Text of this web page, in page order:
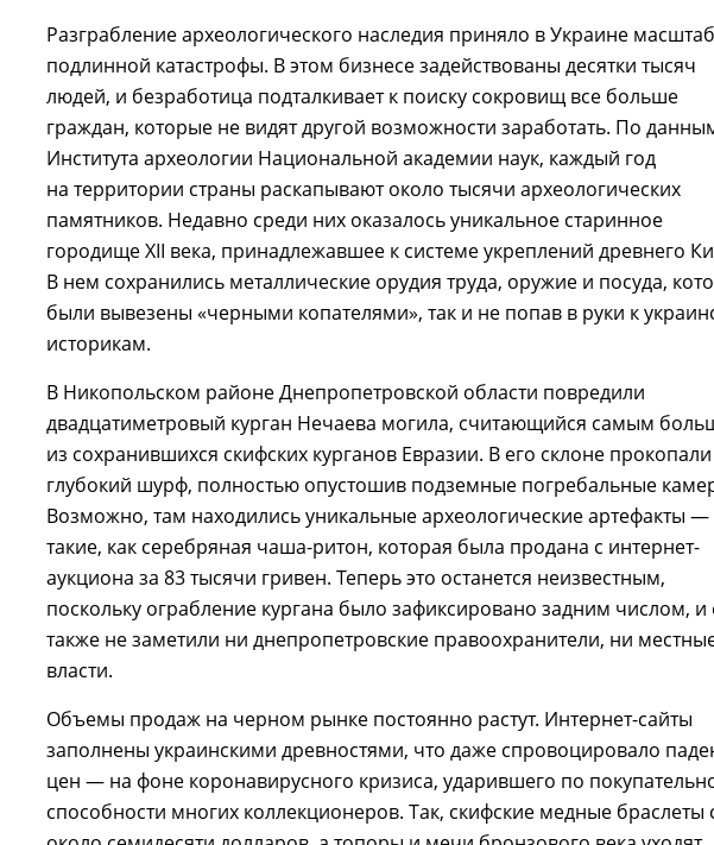
Разграбление археологического наследия приняло в Украине
подлинной катастрофы. В этом бизнесе задействованы десятки тысяч
людей, и безработица подталкивает к поиску сокровищ все больше
граждан, которые не видят другой возможности заработать. По
Института археологии Национальной академии наук, каждый год
на территории страны раскапывают около тысячи археологических
памятников. Недавно среди них оказалось уникальное старинное
городище XII века, принадлежавшее к системе укреплений древнего
В нем сохранились металлические орудия труда, оружие и посуда,
были вывезены «черными копателями», так и не попав в руки к
историкам.
В Никопольском районе Днепропетровской области повредили
двадцатиметровый курган Нечаева могила, считающийся самым
из сохранившихся скифских курганов Евразии. В его склоне прокопали
глубокий шурф, полностью опустошив подземные погребальные
Возможно, там находились уникальные археологические артефакты —
такие, как серебряная чаша-ритон, которая была продана с интернет-
аукциона за 83 тысячи гривен. Теперь это останется неизвестным,
поскольку ограбление кургана было зафиксировано задним числом, и
также не заметили ни днепропетровские правоохранители, ни
власти.
Объемы продаж на черном рынке постоянно растут. Интернет-сайты
заполнены украинскими древностями, что даже спровоцировало
цен — на фоне коронавирусного кризиса, ударившего по
способности многих коллекционеров. Так, скифские медные браслеты